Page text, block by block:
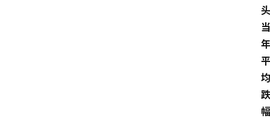
头
当
年
平
均
跌
幅